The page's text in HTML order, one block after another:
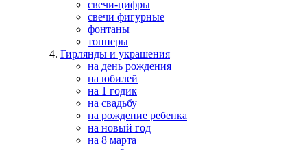
свечи-цифры
свечи фигурные
фонтаны
топперы
Гирлянды и украшения
на день рождения
на юбилей
на 1 годик
на свадьбу
на рождение ребенка
на новый год
на 8 марта